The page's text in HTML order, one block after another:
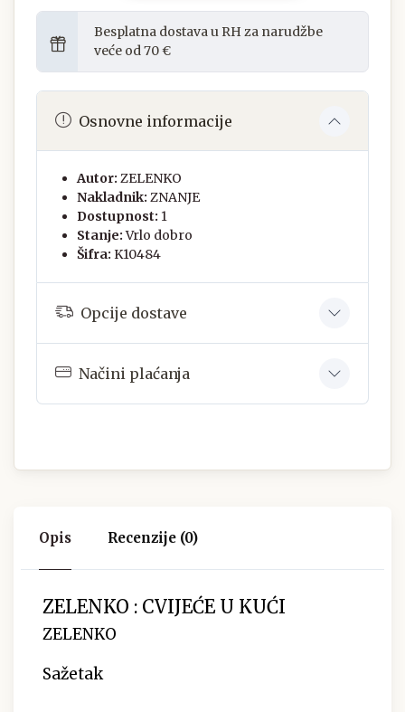
Besplatna dostava u RH za narudžbe
veće od 70 €
Osnovne informacije
Autor: ZELENKO
Nakladnik: ZNANJE
Dostupnost: 1
Stanje:Vrlo dobro
Šifra: K10484
Opcije dostave
Načini plaćanja
Opis Recenzije (0)
ZELENKO : CVIJEĆE U KUĆI
ZELENKO
Sažetak